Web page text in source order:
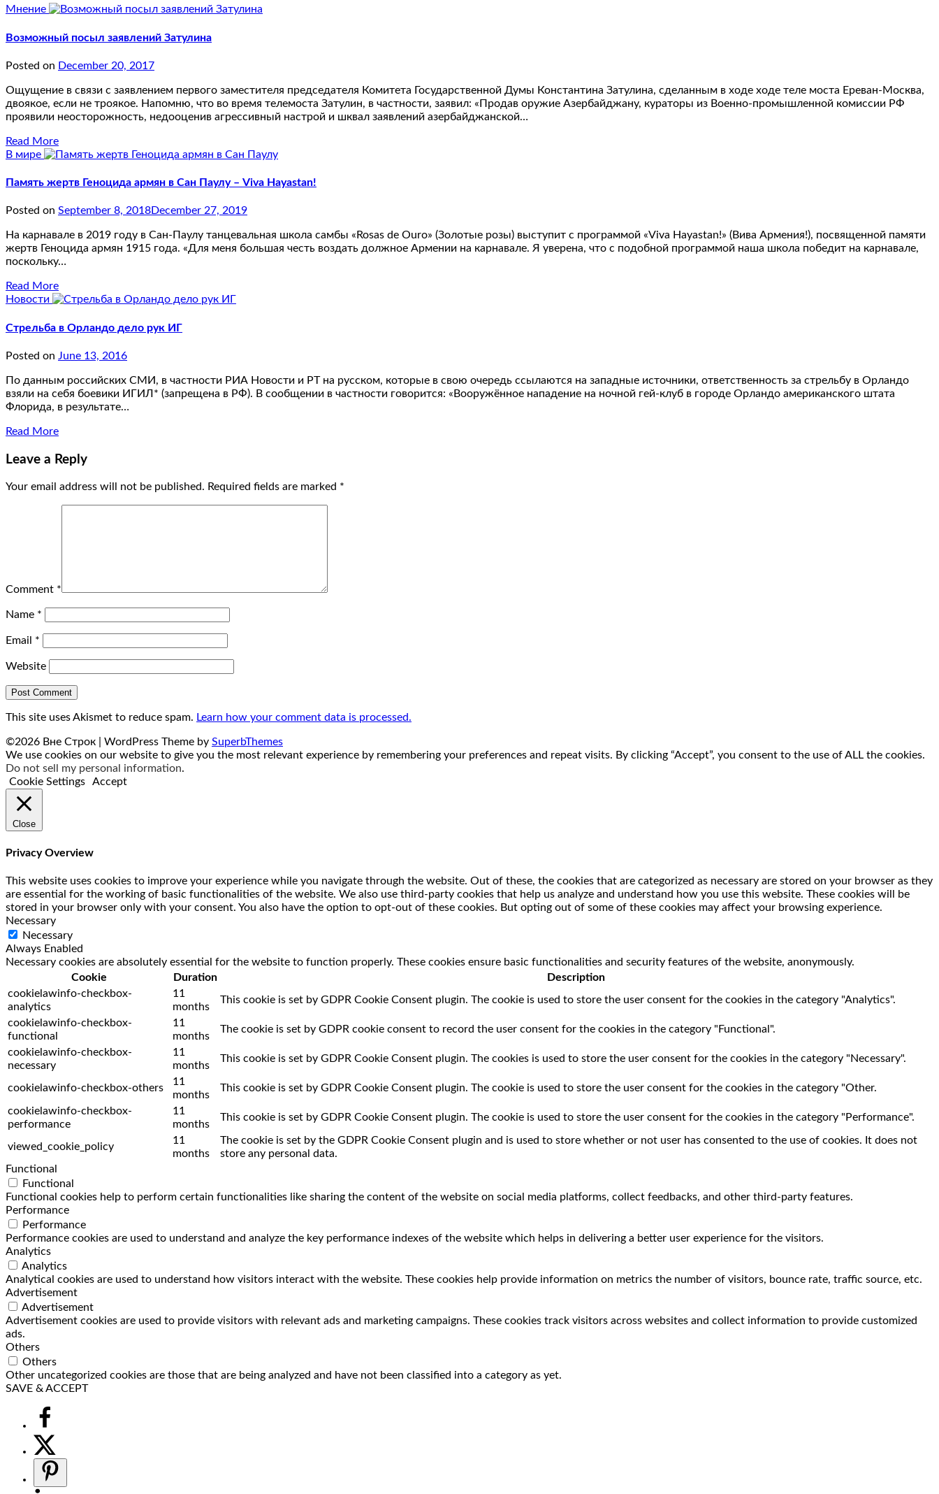
Мнение
Возможный посыл заявлений Затулина
Posted on December 20, 2017
Ощущение в связи с заявлением первого заместителя председателя Комитета Государственной Думы Константина Затулина, сделанным в ходе ходе теле моста Ереван-Москва,
двоякое, если не троякое. Напомню, что во время телемоста Затулин, в частности, заявил: «Продав оружие Азербайджану, кураторы из Военно-промышленной комиссии РФ
проявили неосторожность, недооценив агрессивный настрой и шквал заявлений азербайджанской…
Read More
В мире
Память жертв Геноцида армян в Сан Паулу – Viva Hayastan!
Posted on September 8, 2018December 27, 2019
На карнавале в 2019 году в Сан-Паулу танцевальная школа cамбы «Rosas de Ouro» (Золотые розы) выступит с программой «Viva Hayastan!» (Вива Армения!), посвященной памяти
жертв Геноцида армян 1915 года. «Для меня большая честь воздать должное Армении на карнавале. Я уверена, что с подобной программой наша школа победит на карнавале,
поскольку…
Read More
Новости
Стрельба в Орландо дело рук ИГ
Posted on June 13, 2016
По данным российских СМИ, в частности РИА Новости и РТ на русском, которые в свою очередь ссылаются на западные источники, ответственность за стрельбу в Орландо
взяли на себя боевики ИГИЛ* (запрещена в РФ). В сообщении в частности говорится: «Вооружённое нападение на ночной гей-клуб в городе Орландо американского штата
Флорида, в результате…
Read More
Leave a Reply
Your email address will not be published. Required fields are marked *
Comment *
Name *
Email *
Website
This site uses Akismet to reduce spam. Learn how your comment data is processed.
©2026 Вне Строк | WordPress Theme by SuperbThemes
We use cookies on our website to give you the most relevant experience by remembering your preferences and repeat visits. By clicking “Accept”, you consent to the use of ALL the cookies.
Do not sell my personal information.
Cookie Settings
Accept
Close
Privacy Overview
This website uses cookies to improve your experience while you navigate through the website. Out of these, the cookies that are categorized as necessary are stored on your browser as they
are essential for the working of basic functionalities of the website. We also use third-party cookies that help us analyze and understand how you use this website. These cookies will be
stored in your browser only with your consent. You also have the option to opt-out of these cookies. But opting out of some of these cookies may affect your browsing experience.
Necessary
Necessary
Always Enabled
Necessary cookies are absolutely essential for the website to function properly. These cookies ensure basic functionalities and security features of the website, anonymously.
Cookie
Duration
Description
cookielawinfo-checkbox-
analytics
11
months
This cookie is set by GDPR Cookie Consent plugin. The cookie is used to store the user consent for the cookies in the category "Analytics".
cookielawinfo-checkbox-
functional
11
months
The cookie is set by GDPR cookie consent to record the user consent for the cookies in the category "Functional".
cookielawinfo-checkbox-
necessary
11
months
This cookie is set by GDPR Cookie Consent plugin. The cookies is used to store the user consent for the cookies in the category "Necessary".
cookielawinfo-checkbox-others
11
months
This cookie is set by GDPR Cookie Consent plugin. The cookie is used to store the user consent for the cookies in the category "Other.
cookielawinfo-checkbox-
performance
11
months
This cookie is set by GDPR Cookie Consent plugin. The cookie is used to store the user consent for the cookies in the category "Performance".
viewed_cookie_policy
11
months
The cookie is set by the GDPR Cookie Consent plugin and is used to store whether or not user has consented to the use of cookies. It does not
store any personal data.
Functional
Functional
Functional cookies help to perform certain functionalities like sharing the content of the website on social media platforms, collect feedbacks, and other third-party features.
Performance
Performance
Performance cookies are used to understand and analyze the key performance indexes of the website which helps in delivering a better user experience for the visitors.
Analytics
Analytics
Analytical cookies are used to understand how visitors interact with the website. These cookies help provide information on metrics the number of visitors, bounce rate, traffic source, etc.
Advertisement
Advertisement
Advertisement cookies are used to provide visitors with relevant ads and marketing campaigns. These cookies track visitors across websites and collect information to provide customized
ads.
Others
Others
Other uncategorized cookies are those that are being analyzed and have not been classified into a category as yet.
SAVE & ACCEPT